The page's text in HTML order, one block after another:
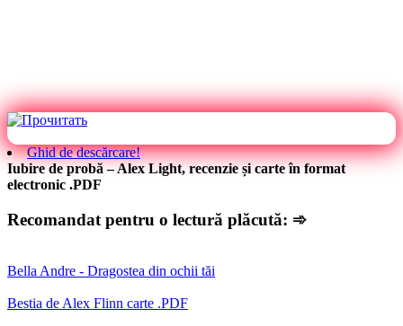
Ghid de descărcare!
Iubire de probă – Alex Light, recenzie și carte în format
electronic .PDF
Recomandat pentru o lectură plăcută: ➾
Bella Andre - Dragostea din ochii tăi
Bestia de Alex Flinn carte .PDF